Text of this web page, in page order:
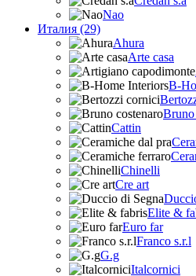
Nao
Италия (29)
Ahura
Arte casa
B-
Bruno
Cattin
Chinelli
Cre art
Elite &
Euro far
Franco s.r.l
G.g
Italcornici